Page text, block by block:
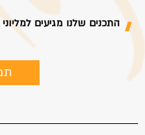
התכנים שלנו מגיעים